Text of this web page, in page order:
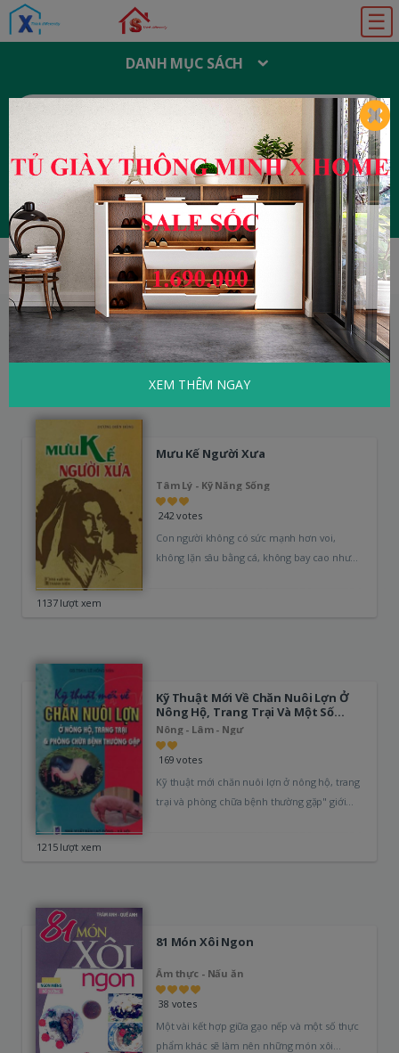
☰
DANH MỤC SÁCH
T
M
I
:
Đăng ký Đăng nhập
Home Tử Vi - Phong Thủy
TỬ VI - PHONG THỦY
Mưu Kế Người Xưa
Tâm Lý - Kỹ Năng Sống
242 votes
Con người không có sức mạnh hơn voi,
không lặn sâu bằng cá, không bay cao như
1137 lượt xem
Kỹ Thuật Mới Về Chăn Nuôi Lợn Ở
Nông Hộ, Trang Trại Và Một Số
Bệnh Thường Gặp
Nông - Lâm - Ngư
169 votes
Kỹ thuật mới chăn nuôi lợn ở nông hộ, trang
trại và phòng chữa bệnh thường gặp" giới
1215 lượt xem
81 Món Xôi Ngon
Ẩm thực - Nấu ăn
38 votes
Một vài kết hợp giữa gạo nếp và một số thực
phẩm khác sẽ làm nên những món xôi
XEM THÊM NGAY